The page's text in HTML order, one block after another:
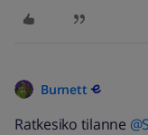
Burnett
Ratkesiko tilanne